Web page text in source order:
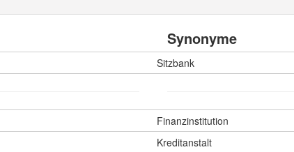
Bank Genitiv der Bänke
Bank Akkusativ die Banken
den Banken
Synonyme
Sitzbank
Finanzinstitution
Kreditanstalt